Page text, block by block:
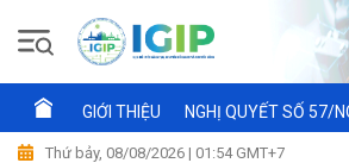
GIỚI THIỆU NGHỊ QUYẾT SỐ 57/
Thứ bảy, 08/08/2026 | 01:54 GMT+7